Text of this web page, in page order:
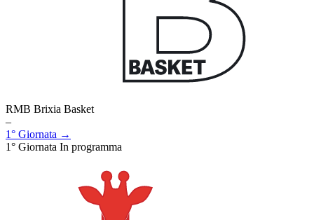
RMB Brixia Basket
–
1° Giornata →
1° Giornata In programma